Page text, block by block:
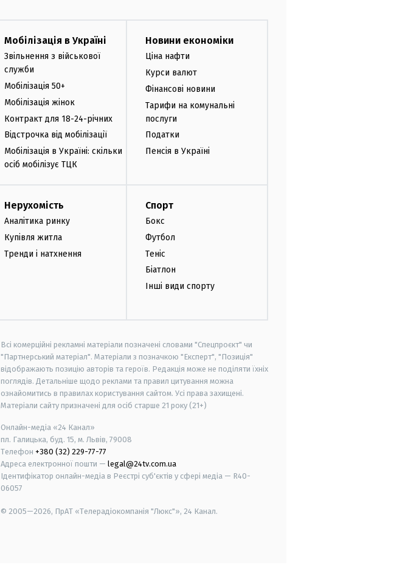
Мобілізація в Україні
Звільнення з військової
служби
Мобілізація 50+
Мобілізація жінок
Контракт для 18-24-річних
Відстрочка від мобілізації
Мобілізація в Україні: скільки
осіб мобілізує ТЦК
Новини економіки
Ціна нафти
Курси валют
Фінансові новини
Тарифи на комунальні
послуги
Податки
Пенсія в Україні
Нерухомість
Аналітика ринку
Купівля житла
Тренди і натхнення
Спорт
Бокс
Футбол
Теніс
Біатлон
Інші види спорту
Всі комерційні рекламні матеріали позначені словами "Спецпроєкт" чи
"Партнерський матеріал". Матеріали з позначкою "Експерт", "Позиція"
відображають позицію авторів та героїв. Редакція може не поділяти їхніх
поглядів. Детальніше щодо реклами та правил цитування можна
ознайомитись в правилах користування сайтом. Усі права захищені.
Матеріали сайту призначені для осіб старше 21 року (21+)
Онлайн-медіа «24 Канал»
пл. Галицька, буд. 15, м. Львів, 79008
Телефон +380 (32) 229-77-77
Адреса електронної пошти — legal@24tv.com.ua
Ідентифікатор онлайн-медіа в Реєстрі суб'єктів у сфері медіа — R40-
06057
© 2005—2026, ПрАТ «Телерадіокомпанія "Люкс"», 24 Канал.